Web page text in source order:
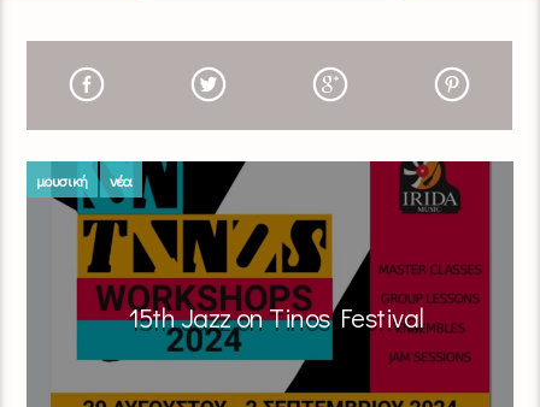
μουσική νέα
15th Jazz on Tinos Festival